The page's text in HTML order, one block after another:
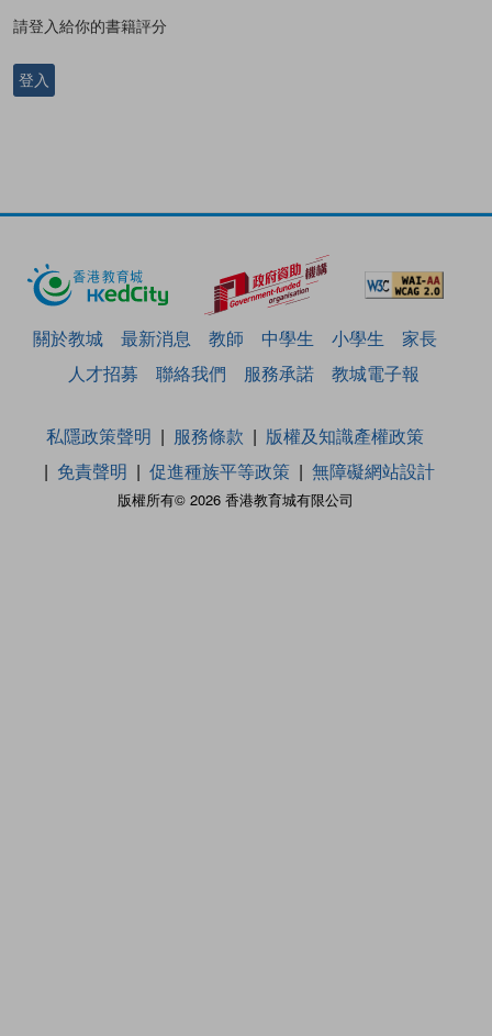
請登入給你的書籍評分
登入
關於教城 最新消息 教師 中學生 小學生
家長
人才招募
聯絡我們 服務承諾 教城電子報
版權所有© 2026 香港教育城有限公司
私隱政策聲明 服務條款
版權及知識產權政策
免責聲明
促進種族平等政策 無障礙網站設計